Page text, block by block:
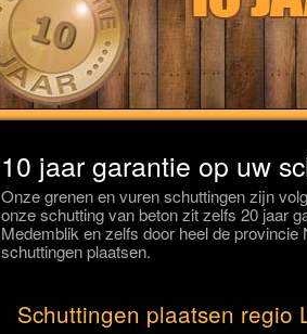
10 jaar garantie op uw
Onze grenen en vuren schuttingen zijn
onze schutting van beton zit zelfs 20 jaar
Medemblik en zelfs door heel de
schuttingen plaatsen.
Schuttingen plaatsen regio